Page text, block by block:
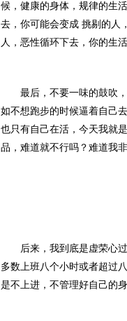
候，健康的身体，规律的生
去，你可能会变成 挑剔的人
人，恶性循环下去，你的生
最后，不要一味的鼓吹
如不想跑步的时候逼着自己
也只有自己在活，今天我就
品，难道就不行吗？难道我
后来，我到底是虚荣心
多数上班八个小时或者超过
是不上进，不管理好自己的